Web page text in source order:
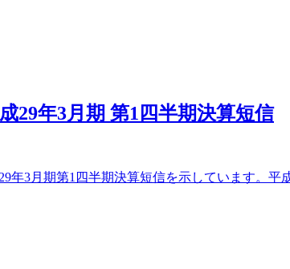
29年3月期 第1四半期決算短信
年3月期第1四半期決算短信を示しています。